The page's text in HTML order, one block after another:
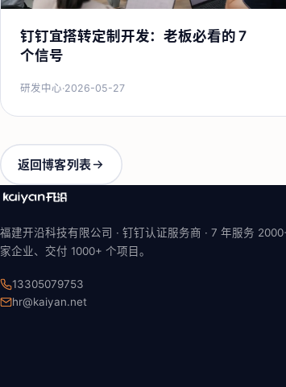
钉钉宜搭转定制开发：老板必看的 7
个信号
研发中心·2026-05-27
返回博客列表
福建开沿科技有限公司 · 钉钉认证服务商 · 7 年服务
家企业、交付 1000+ 个项目。
13305079753
hr@kaiyan.net